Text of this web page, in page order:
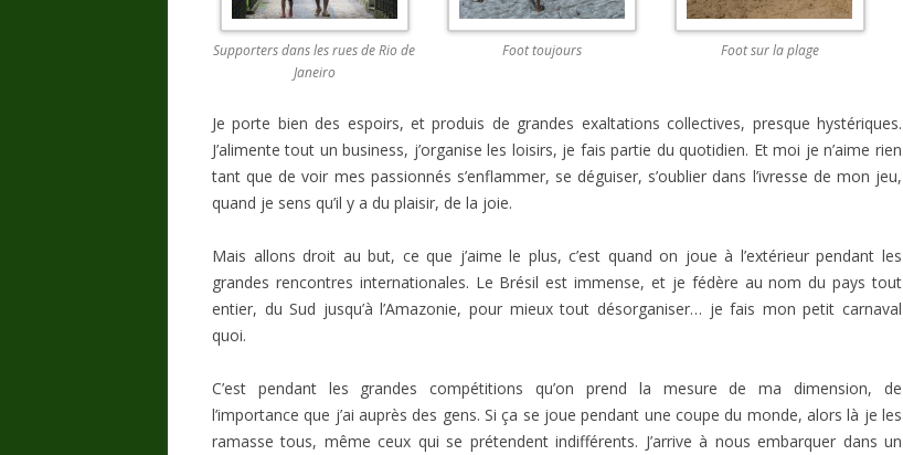
Supporters dans les rues de Rio de
Janeiro
Foot toujours Foot sur la plage
Je porte bien des espoirs, et produis de grandes exaltations collectives, presque hystériques.
J’alimente tout un business, j’organise les loisirs, je fais partie du quotidien. Et moi je n’aime rien
tant que de voir mes passionnés s’enflammer, se déguiser, s’oublier dans l’ivresse de mon jeu,
quand je sens qu’il y a du plaisir, de la joie.
Mais allons droit au but, ce que j’aime le plus, c’est quand on joue à l’extérieur pendant les
grandes rencontres internationales. Le Brésil est immense, et je fédère au nom du pays tout
entier, du Sud jusqu’à l’Amazonie, pour mieux tout désorganiser… je fais mon petit carnaval
quoi.
C’est pendant les grandes compétitions qu’on prend la mesure de ma dimension, de
l’importance que j’ai auprès des gens. Si ça se joue pendant une coupe du monde, alors là je les
ramasse tous, même ceux qui se prétendent indifférents. J’arrive à nous embarquer dans un